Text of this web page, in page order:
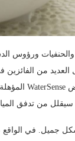
ورؤوس
تدفق المياه في الحوض
جميل. في الواقع